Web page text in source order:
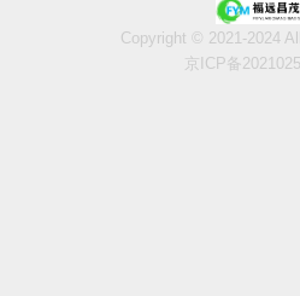
Copyright © 2021-2024
京ICP备